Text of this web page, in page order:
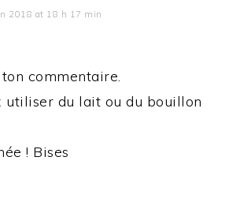
2018 at 18 h 17 min
commentaire.
utiliser du lait ou du bouillon
! Bises